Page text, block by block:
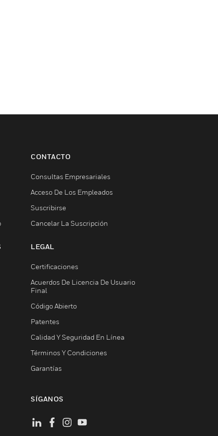
CONTACTO
Consultas Empresariales
Acceso De Los Empleados
Suscribirse
Cancelar La Suscripción
LEGAL
Certificaciones
Acuerdos De Licencia De Usuario
Final
Código Abierto
Patentes
Calidad Y Seguridad En Línea
Términos Y Condiciones
Garantías
SÍGANOS